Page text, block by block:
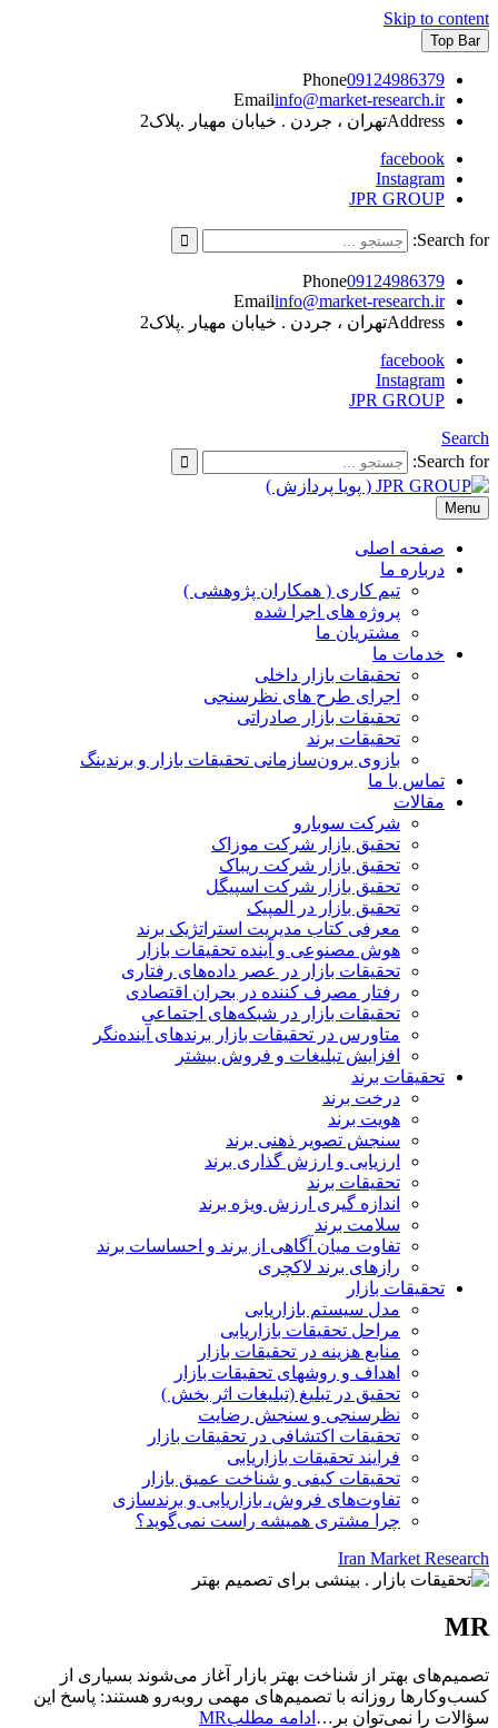
Skip to content
Top Bar
Phone09124986379
Emailinfo@market-research.ir
Addressتهران ، جردن . خیابان مهیار .پلاک2
facebook
Instagram
JPR GROUP
Search for:
Phone09124986379
Emailinfo@market-research.ir
Addressتهران ، جردن . خیابان مهیار .پلاک2
facebook
Instagram
JPR GROUP
Search
Search for:
JPR GROUP ( پویا پردازش )
تحقیقات بازار و برند
Menu
صفحه اصلی
درباره ما
تیم کاری ( همکاران پژوهشی )
پروژه های اجرا شده
مشتریان ما
خدمات ما
تحقیقات بازار داخلی
اجرای طرح های نظرسنجی
تحقیقات بازار صادراتی
تحقیقات برند
بازوی برون‌سازمانی تحقیقات بازار و برندینگ
تماس با ما
مقالات
شرکت سوبارو
تحقیق بازار شرکت موزاک
تحقیق بازار شرکت ریباک
تحقیق بازار شرکت اسپیگل
تحقیق بازار در المپیک
معرفی کتاب مدیریت استراتژیک برند
هوش مصنوعی و آینده تحقیقات بازار
تحقیقات بازار در عصر داده‌های رفتاری
رفتار مصرف کننده در بحران اقتصادی
تحقیقات بازار در شبکه‌های اجتماعی
متاورس در تحقیقات بازار برندهای آینده‌نگر
افزایش تبلیغات و فروش بیشتر
تحقیقات برند
درخت برند
هویت برند
سنجش تصویر ذهنی برند
ارزیابی و ارزش گذاری برند
تحقیقات برند
اندازه گیری ارزش ویژه برند
سلامت برند
تفاوت میان آگاهی از برند و احساسات برند
رازهای برند لاکچری
تحقیقات بازار
مدل سیستم بازاریابی
مراحل تحقیقات بازاریابی
منابع هزینه در تحقیقات بازار
اهداف و روشهای تحقیقات بازار
تحقیق در تبلیغ (تبلیغات اثر بخش )
نظرسنجی و سنجش رضایت
تحقیقات اکتشافی در تحقیقات بازار
فرایند تحقیقات بازاریابی
تحقیقات کیفی و شناخت عمیق بازار
تفاوت‌های فروش، بازاریابی و برندسازی
چرا مشتری همیشه راست نمی‌گوید؟
Iran Market Research
MR
تصمیم‌های بهتر از شناخت بهتر بازار آغاز می‌شوند بسیاری از
کسب‌وکارها روزانه با تصمیم‌های مهمی روبه‌رو هستند: پاسخ این
سؤالات را نمی‌توان بر… ادامه مطلبMR